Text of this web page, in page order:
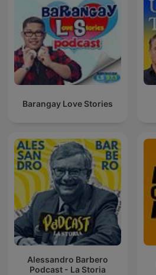
Barangay Love Stories
Alessandro Barbero
Podcast - La Storia